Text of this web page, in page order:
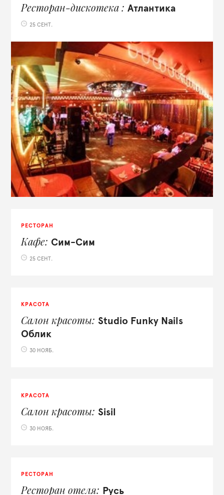
Ресторан-дискотека Атлантика
25 СЕНТ.
РЕСТОРАН
Кафе Сим-Сим
25 СЕНТ.
КРАСОТА
Салон красоты
Studio Funky Nails
Облик
30 НОЯБ.
КРАСОТА
Салон красоты Sisil
30 НОЯБ.
РЕСТОРАН
Ресторан отеля Русь